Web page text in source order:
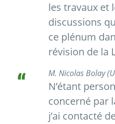
les travaux et
discussions
ce plénum
révision de la
M. Nicolas Bolay
N’étant
concerné par
j’ai contacté